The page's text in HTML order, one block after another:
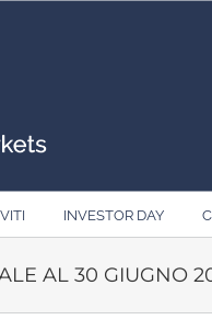
INVESTOR DAY
AL 30 GIUGNO